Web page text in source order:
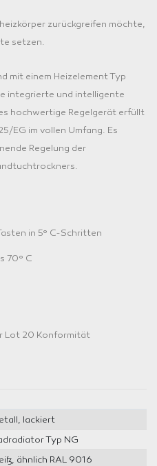
zurückgreifen möchte,
setzen.
mit einem Heizelement Typ
integrierte und intelligente
hochwertige Regelgerät erfüllt
EG im vollen Umfang. Es
Regelung der
in 5° C-Schritten
70° C
Lot 20 Konformität
lackiert
Typ NG
ähnlich RAL 9016